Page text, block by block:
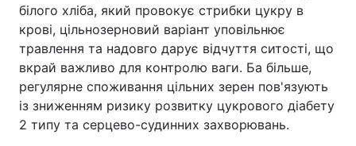
білого хліба, який провокує стрибки цукру в
крові, цільнозерновий варіант уповільнює
травлення та надовго дарує відчуття ситості, що
вкрай важливо для контролю ваги. Ба більше,
регулярне споживання цільних зерен пов'язують
із зниженням ризику розвитку цукрового діабету
2 типу та серцево-судинних захворювань.